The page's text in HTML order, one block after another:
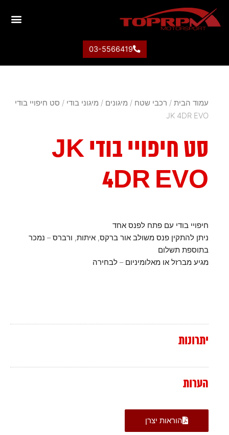
03-5566419
עמוד הבית / רכבי שטח / מיגונים / מיגוני בודי / סט חיפויי בודי
JK 4DR EVO
סט חיפויי בודי JK
4DR EVO
חיפויי בודי עם פתח לפנס אחד
ניתן להתקין פנס משולב אור ברקס, איתות, ורברס – נמכר
בתוספת תשלום
מגיע מברזל או מאלומיניום – לבחירה
יתרונות
הערות
הוראות יצרן